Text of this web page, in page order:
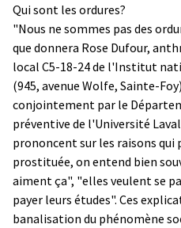
Qui sont les ordures?
"Nous ne sommes pas des
que donnera Rose Dufour,
local C5-18-24 de l'Institut
(945, avenue Wolfe, Sainte-
conjointement par le
préventive de l'Université
prononcent sur les raisons qui
prostituée, on entend bien
aiment ça", "elles veulent se
payer leurs études". Ces
banalisation du phénomène